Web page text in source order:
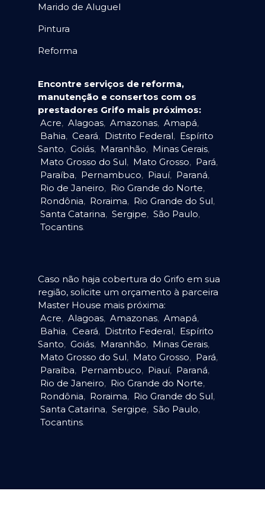
Marido de Aluguel
Pintura
Reforma
Encontre serviços de reforma,
manutenção e consertos com os
prestadores Grifo mais próximos:
Acre, Alagoas, Amazonas, Amapá,
Bahia, Ceará, Distrito Federal, Espírito
Santo, Goiás, Maranhão, Minas Gerais,
Mato Grosso do Sul, Mato Grosso, Pará,
Paraíba, Pernambuco, Piauí, Paraná,
Rio de Janeiro, Rio Grande do Norte,
Rondônia, Roraima, Rio Grande do Sul,
Santa Catarina, Sergipe, São Paulo,
Tocantins.
Caso não haja cobertura do Grifo em sua
região, solicite um orçamento à parceira
Master House mais próxima:
Acre, Alagoas, Amazonas, Amapá,
Bahia, Ceará, Distrito Federal, Espírito
Santo, Goiás, Maranhão, Minas Gerais,
Mato Grosso do Sul, Mato Grosso, Pará,
Paraíba, Pernambuco, Piauí, Paraná,
Rio de Janeiro, Rio Grande do Norte,
Rondônia, Roraima, Rio Grande do Sul,
Santa Catarina, Sergipe, São Paulo,
Tocantins.